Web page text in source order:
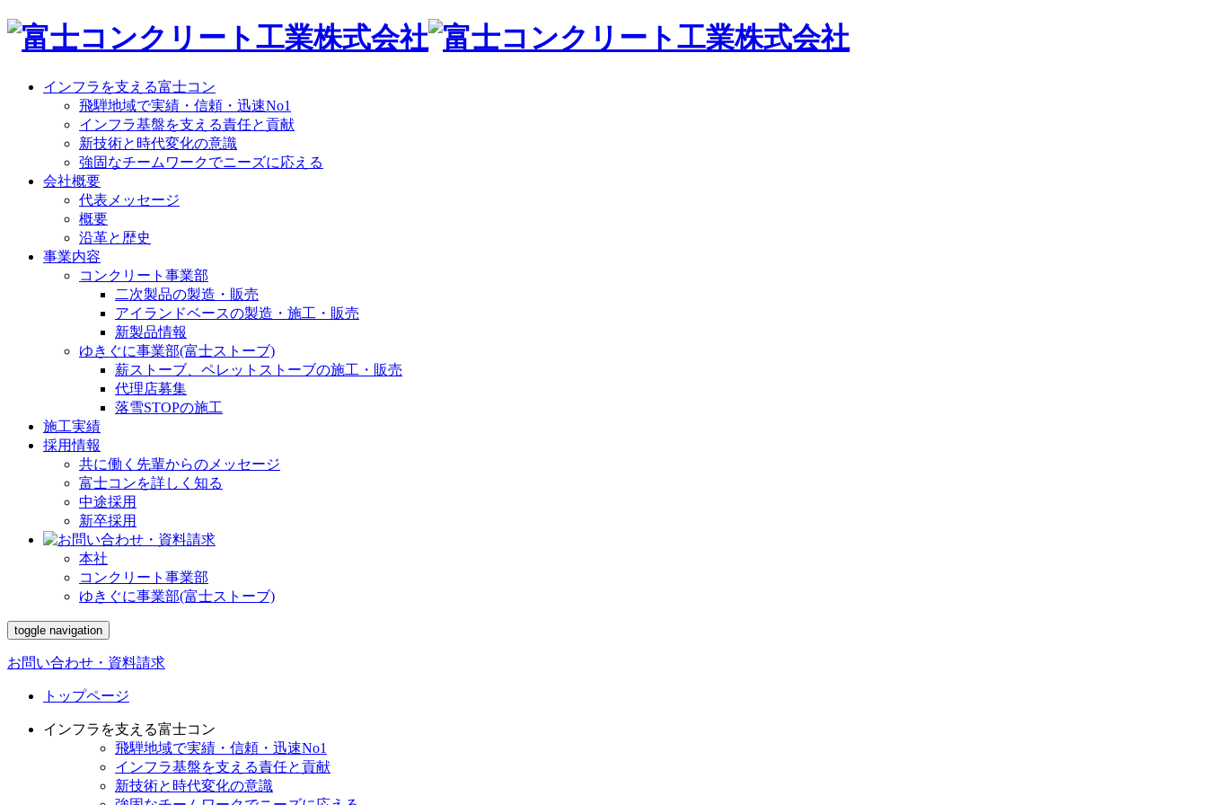
インフラを支える富士コン
飛騨地域で実績・信頼・迅速No1
インフラ基盤を支える責任と貢献
新技術と時代変化の意識
強固なチームワークでニーズに応える
会社概要
代表メッセージ
概要
沿革と歴史
事業内容
コンクリート事業部
二次製品の製造・販売
アイランドベースの製造・施工・販売
新製品情報
ゆきぐに事業部(富士ストーブ)
薪ストーブ、ペレットストーブの施工・販売
代理店募集
落雪STOPの施工
施工実績
採用情報
共に働く先輩からのメッセージ
富士コンを詳しく知る
中途採用
新卒採用
本社
コンクリート事業部
ゆきぐに事業部(富士ストーブ)
toggle navigation
お問い合わせ・資料請求
トップページ
インフラを支える富士コン
飛騨地域で実績・信頼・迅速No1
インフラ基盤を支える責任と貢献
新技術と時代変化の意識